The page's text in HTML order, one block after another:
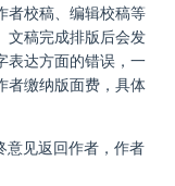
者校稿、编辑校稿等
文稿完成排版后会发
表达方面的错误，一
者缴纳版面费，具体
意见返回作者，作者